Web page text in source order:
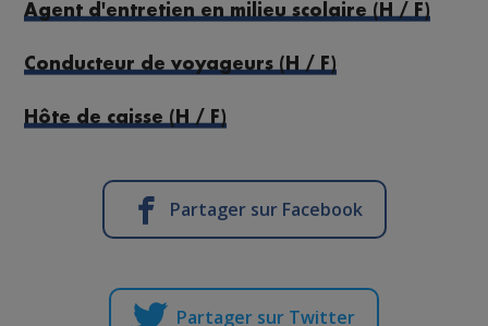
Agent d'entretien en milieu scolaire (H / F)
Conducteur de voyageurs (H / F)
Hôte de caisse (H / F)
Partager sur Facebook
Partager sur Twitter